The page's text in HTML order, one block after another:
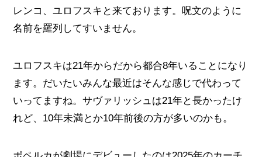
レンコ、ユロフスキと来ております。呪文のように
名前を羅列してすいません。
ユロフスキは21年からだから都合8年いることになり
ます。だいたいみんな最近はそんな感じで代わって
いってますね。サヴァリッシュは21年と長かったけ
れど、10年未満とか10年前後の方が多いのかも。